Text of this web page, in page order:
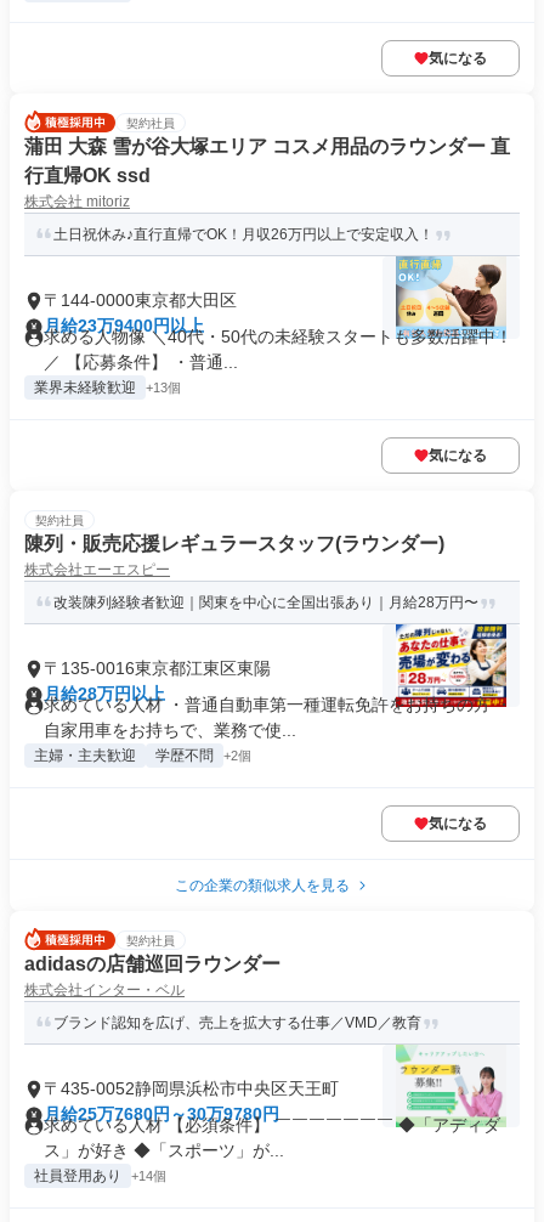
気になる
契約社員
蒲田 大森 雪が谷大塚エリア コスメ用品のラウンダー 直
行直帰OK ssd
株式会社 mitoriz
土日祝休み♪直行直帰でOK！月収26万円以上で安定収入！
〒144-0000東京都大田区
月給23万9400円以上
求める人物像 ＼40代・50代の未経験スタートも多数活躍中！
／ 【応募条件】 ・普通...
業界未経験歓迎 +13個
気になる
契約社員
陳列・販売応援レギュラースタッフ(ラウンダー)
株式会社エーエスピー
改装陳列経験者歓迎｜関東を中心に全国出張あり｜月給28万円〜
〒135-0016東京都江東区東陽
月給28万円以上
求めている人材 ・普通自動車第一種運転免許をお持ちの方 ・
自家用車をお持ちで、業務で使...
主婦・主夫歓迎 学歴不問 +2個
気になる
この企業の類似求人を見る
契約社員
adidasの店舗巡回ラウンダー
株式会社インター・ベル
ブランド認知を広げ、売上を拡大する仕事／VMD／教育
〒435-0052静岡県浜松市中央区天王町
月給25万7680円～30万9780円
求めている人材 【必須条件】 ￣￣￣￣￣￣￣ ◆「アディダ
ス」が好き ◆「スポーツ」が...
社員登用あり +14個